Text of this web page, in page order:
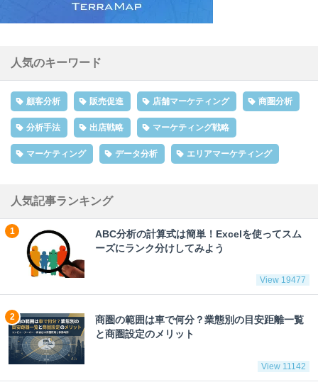
人気のキーワード
顧客分析 販売促進 店舗マーケティング 商圏分析
分析手法 出店戦略 マーケティング戦略
マーケティング データ分析 エリアマーケティング
人気記事ランキング
ABC分析の計算式は簡単！Excelを使ってスム
ーズにランク分けしてみよう
View 19477
商圏の範囲は車で何分？業態別の目安距離一覧
と商圏設定のメリット
View 11142